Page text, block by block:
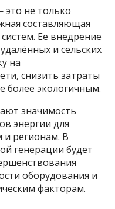
это не только
составляющая
Ее внедрение
и сельских
на
снизить затраты
более экологичным.
значимость
энергии для
и регионам. В
генерации будет
оборудования и
факторам.